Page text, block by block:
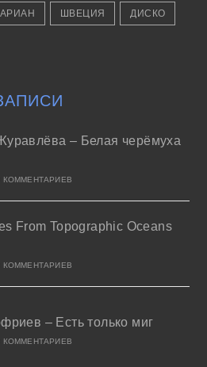
ШВЕЦИЯ ДИСКО
– Белая черёмуха
КОММЕНТАРИЕВ
From Topographic Oceans
КОММЕНТАРИЕВ
– Есть только миг
КОММЕНТАРИЕВ